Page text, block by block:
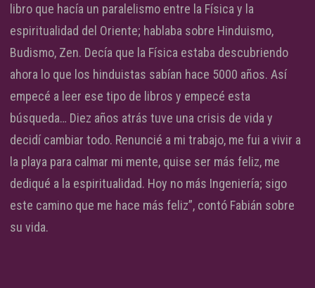
libro que hacía un paralelismo entre la Física y la
espiritualidad del Oriente; hablaba sobre Hinduismo,
Budismo, Zen. Decía que la Física estaba descubriendo
ahora lo que los hinduistas sabían hace 5000 años. Así
empecé a leer ese tipo de libros y empecé esta
búsqueda… Diez años atrás tuve una crisis de vida y
decidí cambiar todo. Renuncié a mi trabajo, me fui a vivir a
la playa para calmar mi mente, quise ser más feliz, me
dediqué a la espiritualidad. Hoy no más Ingeniería; sigo
este camino que me hace más feliz”, contó Fabián sobre
su vida.